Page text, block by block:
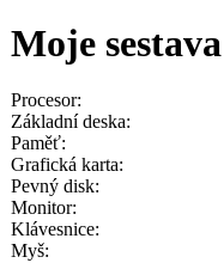
Moje sestava
Procesor:
Základní deska:
Paměť:
Grafická karta:
Pevný disk:
Monitor:
Klávesnice:
Myš: